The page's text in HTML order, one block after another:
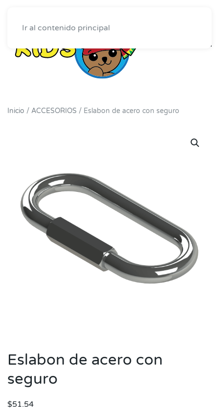
Ir al contenido principal
Inicio / ACCESORIOS / Eslabon de acero con seguro
Eslabon de acero con
seguro
$51.54